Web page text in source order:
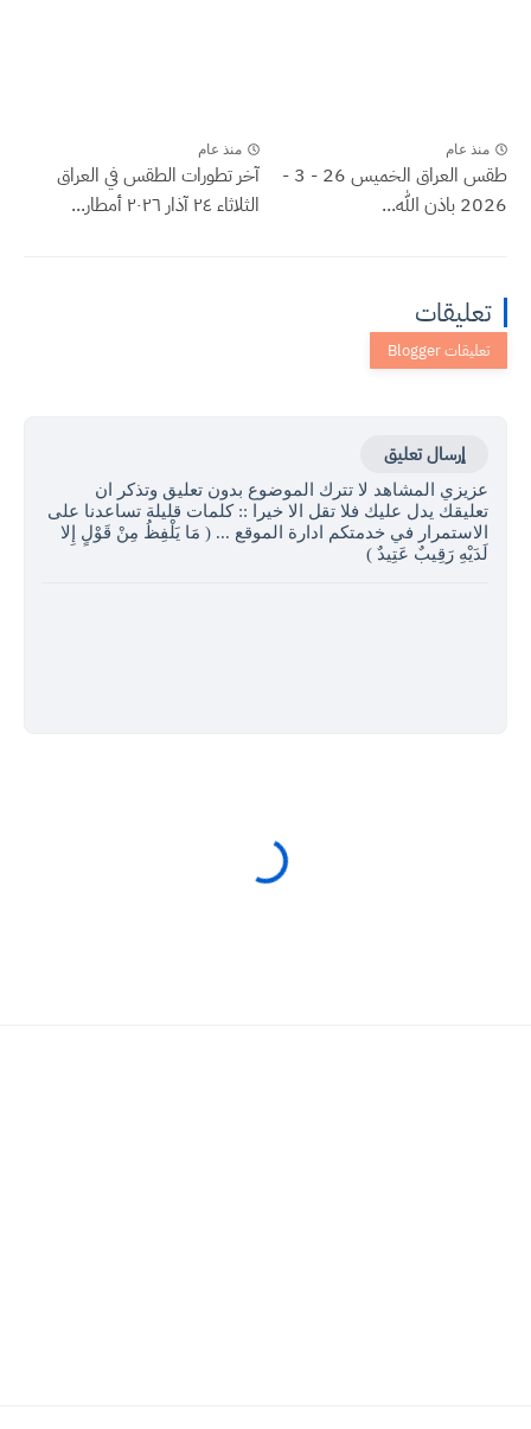
منذ عام
طقس العراق الخميس 26 - 3 -
2026 باذن الله...
منذ عام
آخر تطورات الطقس في العراق
الثلاثاء ٢٤ آذار ٢٠٢٦ أمطار...
تعليقات
إرسال تعليق
عزيزي المشاهد لا تترك الموضوع بدون تعليق وتذكر ان
تعليقك يدل عليك فلا تقل الا خيرا :: كلمات قليلة تساعدنا على
الاستمرار في خدمتكم ادارة الموقع ... ( مَا يَلْفِظُ مِنْ قَوْلٍ إِلا
لَدَيْهِ رَقِيبٌ عَتِيدٌ )